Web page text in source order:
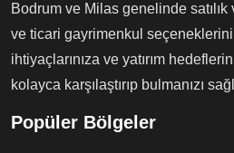
Bodrum ve Milas genelinde
ve ticari gayrimenkul seçeneklerini
ihtiyaçlarınıza ve yatırım
kolayca karşılaştırıp bulmanızı
Popüler Bölgeler